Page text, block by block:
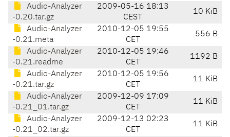
Audio-Analyzer
-0.20.tar.gz
2009-05-16 18:13
CEST
10 KiB
Audio-Analyzer
-0.21.meta
2010-12-05 19:55
CET
556 B
Audio-Analyzer
-0.21.readme
2010-12-05 19:46
CET
1192 B
Audio-Analyzer
-0.21.tar.gz
2010-12-05 19:56
CET
11 KiB
Audio-Analyzer
-0.21_01.tar.gz
2009-12-09 17:09
CET
11 KiB
Audio-Analyzer
-0.21_02.tar.gz
2009-12-13 02:23
CET
11 KiB